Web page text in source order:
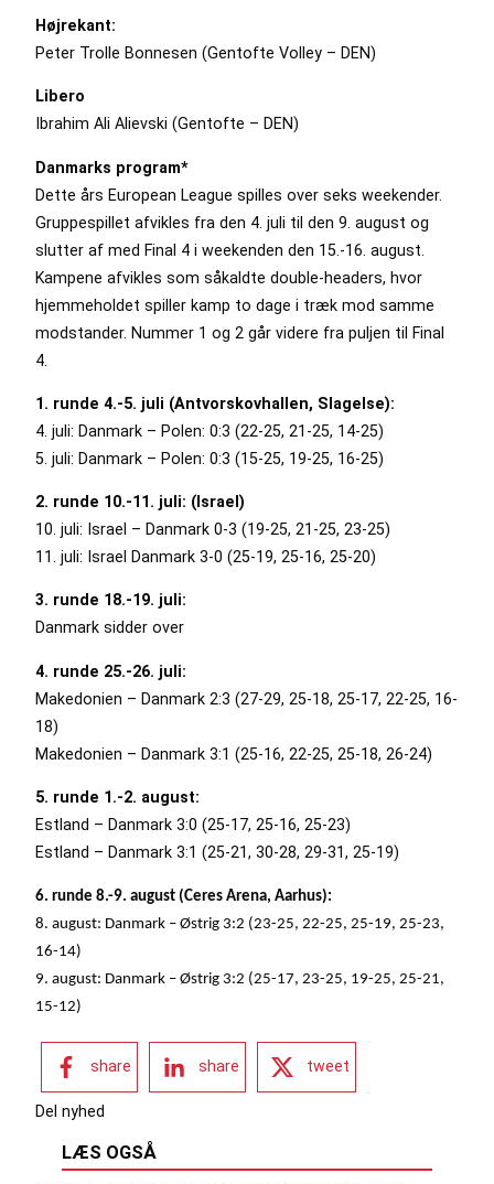
Højrekant:
Peter Trolle Bonnesen (Gentofte Volley – DEN)
Libero
Ibrahim Ali Alievski (Gentofte – DEN)
Danmarks program*
Dette års European League spilles over seks weekender.
Gruppespillet afvikles fra den 4. juli til den 9. august og
slutter af med Final 4 i weekenden den 15.-16. august.
Kampene afvikles som såkaldte double-headers, hvor
hjemmeholdet spiller kamp to dage i træk mod samme
modstander. Nummer 1 og 2 går videre fra puljen til Final
4.
1. runde 4.-5. juli (Antvorskovhallen, Slagelse):
4. juli: Danmark – Polen: 0:3 (22-25, 21-25, 14-25)
5. juli: Danmark – Polen: 0:3 (15-25, 19-25, 16-25)
2. runde 10.-11. juli: (Israel)
10. juli: Israel – Danmark 0-3 (19-25, 21-25, 23-25)
11. juli: Israel Danmark 3-0 (25-19, 25-16, 25-20)
3. runde 18.-19. juli:
Danmark sidder over
4. runde 25.-26. juli:
Makedonien – Danmark 2:3 (27-29, 25-18, 25-17, 22-25, 16-
18)
Makedonien – Danmark 3:1 (25-16, 22-25, 25-18, 26-24)
5. runde 1.-2. august:
Estland – Danmark 3:0 (25-17, 25-16, 25-23)
Estland – Danmark 3:1 (25-21, 30-28, 29-31, 25-19)
6. runde 8.-9. august (Ceres Arena, Aarhus):
8. august: Danmark – Østrig 3:2 (23-25, 22-25, 25-19, 25-23,
16-14)
9. august: Danmark – Østrig 3:2 (25-17, 23-25, 19-25, 25-21,
15-12)
share share tweet
Del nyhed
LÆS OGSÅ